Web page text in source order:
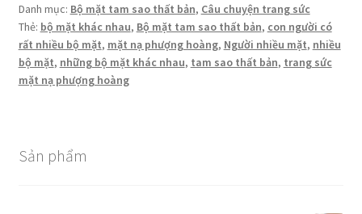
thất
bản
Danh mục: Bộ mặt tam sao thất bản, Câu chuyện trang sức
Thẻ: bộ mặt khác nhau, Bộ mặt tam sao thất bản, con người có
rất nhiều bộ mặt, mặt nạ phượng hoàng, Người nhiều mặt, nhiều
bộ mặt, những bộ mặt khác nhau, tam sao thất bản, trang sức
mặt nạ phượng hoàng
Sản phẩm